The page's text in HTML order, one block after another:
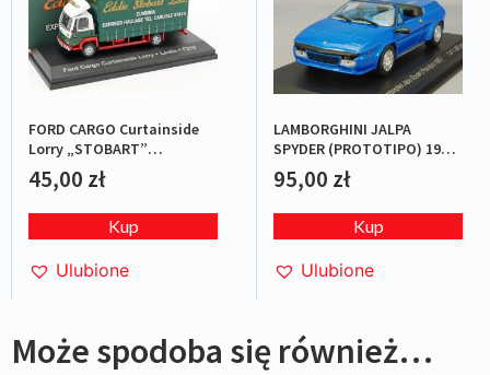
FORD CARGO Curtainside
Lorry „STOBART”
Green/Red
45,00 zł
Kup
Ulubione
LAMBORGHINI JALPA
SPYDER (PROTOTIPO) 1987
BLUE L.E.1/1000
95,00 zł
Kup
Ulubione
Może spodoba się również…